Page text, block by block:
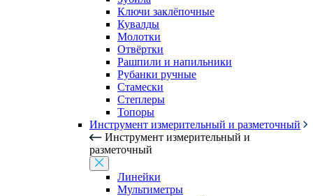
Ключи заклёпочные
Кувалды
Молотки
Отвёртки
Рашпили и напильники
Рубанки ручные
Стамески
Степлеры
Топоры
Инструмент измерительный и разметочный
Инструмент измерительный и
разметочный
Линейки
Мультиметры